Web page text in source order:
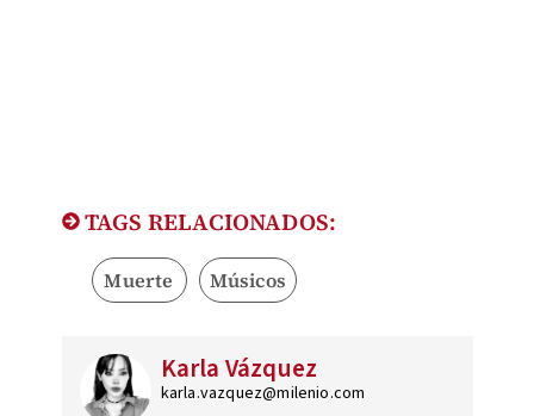
TAGS RELACIONADOS:
Muerte Músicos
Karla Vázquez
karla.vazquez@milenio.com